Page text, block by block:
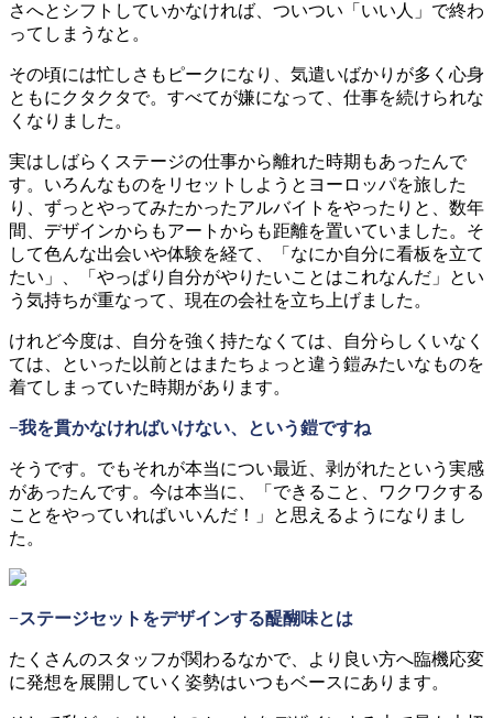
さへとシフトしていかなければ、ついつい「いい人」で終わ
ってしまうなと。
その頃には忙しさもピークになり、気遣いばかりが多く心身
ともにクタクタで。すべてが嫌になって、仕事を続けられな
くなりました。
実はしばらくステージの仕事から離れた時期もあったんで
す。いろんなものをリセットしようとヨーロッパを旅した
り、ずっとやってみたかったアルバイトをやったりと、数年
間、デザインからもアートからも距離を置いていました。そ
して色んな出会いや体験を経て、「なにか自分に看板を立て
たい」、「やっぱり自分がやりたいことはこれなんだ」とい
う気持ちが重なって、現在の会社を立ち上げました。
けれど今度は、自分を強く持たなくては、自分らしくいなく
ては、といった以前とはまたちょっと違う鎧みたいなものを
着てしまっていた時期があります。
−我を貫かなければいけない、という鎧ですね
そうです。でもそれが本当につい最近、剥がれたという実感
があったんです。今は本当に、「できること、ワクワクする
ことをやっていればいいんだ！」と思えるようになりまし
た。
−ステージセットをデザインする醍醐味とは
たくさんのスタッフが関わるなかで、より良い方へ臨機応変
に発想を展開していく姿勢はいつもベースにあります。